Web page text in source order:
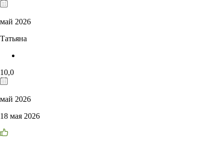
май 2026
Татьяна
10,0
май 2026
18 мая 2026